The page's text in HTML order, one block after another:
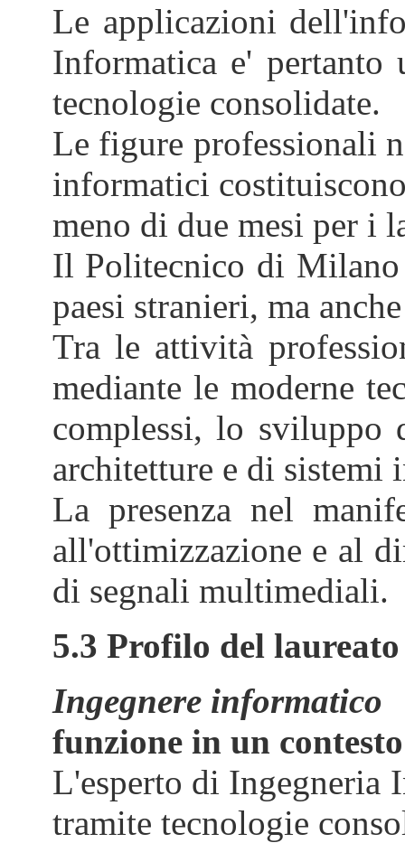
Le applicazioni
Informatica e'
tecnologie consolidate.
Le figure professionali
informatici
meno di due mesi per i
Il Politecnico di Milano
paesi stranieri, ma
Tra le attività
mediante le moderne
complessi, lo sviluppo
architetture e di sistemi
La presenza nel
all'ottimizzazione e al
di segnali multimediali.
5.3 Profilo del laureato
Ingegnere informatico
funzione in un
L'esperto di Ingegneria
tramite tecnologie